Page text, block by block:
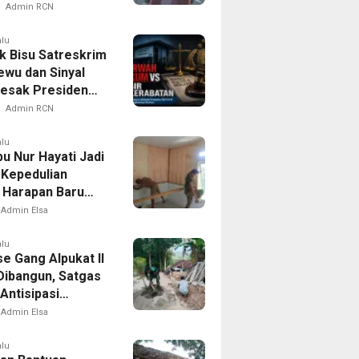
Puluhan Siswi
Admin RCN
Bisu Satreskrim
dan Sinyal
Presiden
Kotak Pandora
Admin RCN
Nur Hayati Jadi
Baru
di Bukit Pinang
Elsa
Gang Alpukat II
Satgas
dan Banjir
Elsa